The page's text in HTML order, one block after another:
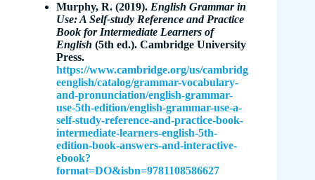
Murphy, R. (2019). English Grammar in
Use: A Self-study Reference and Practice
Book for Intermediate Learners of
English (5th ed.). Cambridge University
Press.
https://www.cambridge.org/us/cambridg
eenglish/catalog/grammar-vocabulary-
and-pronunciation/english-grammar-
use-5th-edition/english-grammar-use-a-
self-study-reference-and-practice-book-
intermediate-learners-english-5th-
edition-book-answers-and-interactive-
ebook?
format=DO&isbn=9781108586627